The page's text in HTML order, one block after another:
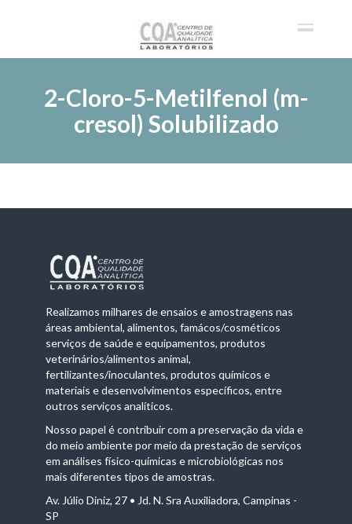
2-Cloro-5-Metilfenol (m-
cresol) Solubilizado
Realizamos milhares de ensaios e amostragens nas
áreas ambiental, alimentos, famácos/cosméticos
serviços de saúde e equipamentos, produtos
veterinários/alimentos animal,
fertilizantes/inoculantes, produtos químicos e
materiais e desenvolvimentos específicos, entre
outros serviços analíticos.
Nosso papel é contribuir com a preservação da vida e
do meio ambiente por meio da prestação de serviços
em análises físico-químicas e microbiológicas nos
mais diferentes tipos de amostras.
Av. Júlio Diniz, 27 • Jd. N. Sra Auxiliadora, Campinas -
SP